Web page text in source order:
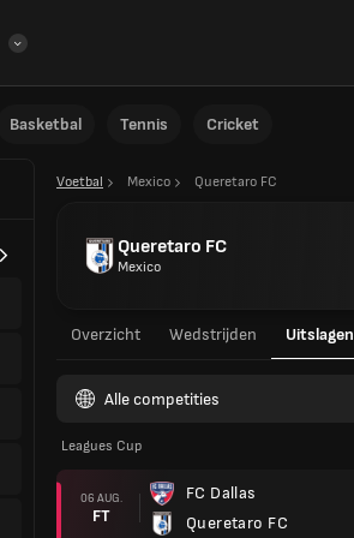
Basketbal Tennis Cricket
Voetbal Mexico Queretaro FC
Queretaro FC
Mexico
Overzicht Wedstrijden Uitslagen
Alle competities
Leagues Cup
06 AUG.
FT
FC Dallas
Queretaro FC